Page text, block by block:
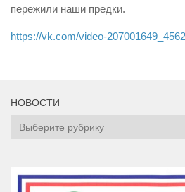
пережили наши предки.
https://vk.com/video-
НОВОСТИ
НОВОСТИ